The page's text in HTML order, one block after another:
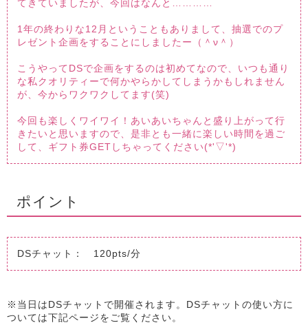
てきていましたが、今回はなんと…………
1年の終わりな12月ということもありまして、抽選でのプ
レゼント企画をすることにしましたー（＾ν＾）
こうやってDSで企画をするのは初めてなので、いつも通り
な私クオリティーで何かやらかしてしまうかもしれません
が、今からワクワクしてます(笑)
今回も楽しくワイワイ！あいあいちゃんと盛り上がって行
きたいと思いますので、是非とも一緒に楽しい時間を過ご
して、ギフト券GETしちゃってください(*'▽'*)
ポイント
DSチャット： 120pts/分
※当日はDSチャットで開催されます。DSチャットの使い方に
ついては下記ページをご覧ください。